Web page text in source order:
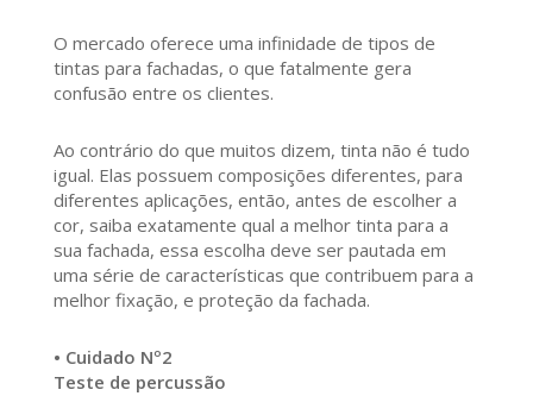
O mercado oferece uma infinidade de tipos de
tintas para fachadas, o que fatalmente gera
confusão entre os clientes.
Ao contrário do que muitos dizem, tinta não é tudo
igual. Elas possuem composições diferentes, para
diferentes aplicações, então, antes de escolher a
cor, saiba exatamente qual a melhor tinta para a
sua fachada, essa escolha deve ser pautada em
uma série de características que contribuem para a
melhor fixação, e proteção da fachada.
• Cuidado Nº2
Teste de percussão